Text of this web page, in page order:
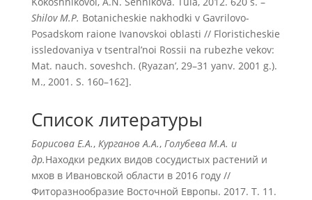
Shilov M.P. Botanicheskie nakhodki v Gavrilovo-
Posadskom raione Ivanovskoi oblasti // Floristicheskie
issledovaniya v tsentral’noi Rossii na rubezhe vekov:
Mat. nauch. soveshch. (Ryazan’, 29–31 yanv. 2001 g.).
M., 2001. S. 160–162].
Список литературы
Борисова Е.А., Курганов А.А., Голубева М.А. и
др.Находки редких видов сосудистых растений и
мхов в Ивановской области в 2016 году //
Фиторазнообразие Восточной Европы. 2017. Т. 11.